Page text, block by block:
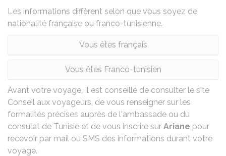
Les informations diffèrent selon que vous soyez de
nationalité française ou franco-tunisienne.
Vous êtes français
Vous êtes Franco-tunisien
Avant votre voyage, Il est conseillé de consulter le site
Conseil aux voyageurs, de vous renseigner sur les
formalités précises auprès de l'ambassade ou du
consulat de Tunisie et de vous inscrire sur Ariane pour
recevoir par mail ou SMS des informations durant votre
voyage.